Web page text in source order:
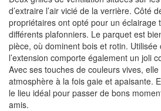
d’extraire l’air vicié de la verrière. Côté
propriétaires ont opté pour un éclairage
différents plafonniers. Le parquet est
pièce, où dominent bois et rotin. Utilisée
l’extension comporte également un joli
Avec ses touches de couleurs vives,
atmosphère à la fois gaie et apaisante.
le lieu idéal pour passer de bons
amis.